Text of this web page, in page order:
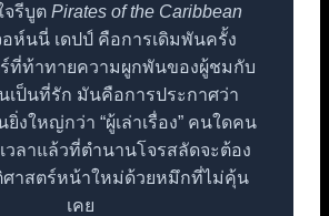
จรีบูต Pirates of the Caribbean
ห์นนี่ เดปป์ คือการเดิมพันครั้ง
ที่ท้าทายความผูกพันของผู้ชมกับ
เป็นที่รัก มันคือการประกาศว่า
ยิ่งใหญ่กว่า “ผู้เล่าเรื่อง” คนใดคน
วลาแล้วที่ตำนานโจรสลัดจะต้อง
ศาสตร์หน้าใหม่ด้วยหมึกที่ไม่คุ้น
เคย